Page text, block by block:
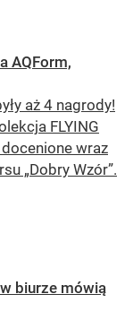
AQForm,
aż 4 nagrody!
FLYING
wraz
„Dobry Wzór”.
biurze mówią